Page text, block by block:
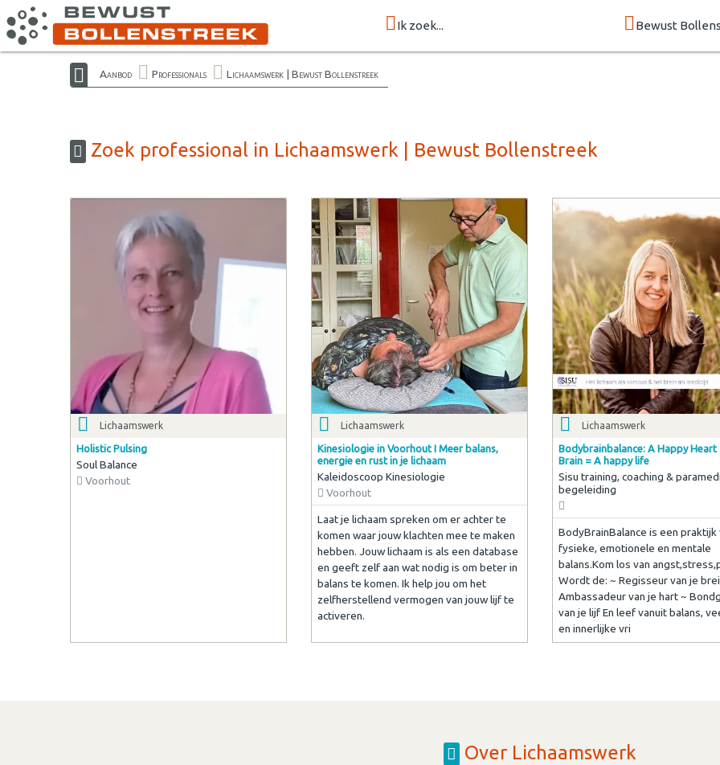
Ik zoek... Bewust
Aanbod Professionals Lichaamswerk | Bewust Bollenstreek
Zoek professional in Lichaamswerk | Bewust Bollenstreek
Lichaamswerk
Holistic Pulsing
Soul Balance
Voorhout
Lichaamswerk
Kinesiologie in Voorhout I Meer balans,
energie en rust in je lichaam
Kaleidoscoop Kinesiologie
Voorhout
Laat je lichaam spreken om er achter te
komen waar jouw klachten mee te maken
hebben. Jouw lichaam is als een database
en geeft zelf aan wat nodig is om beter in
balans te komen. Ik help jou om het
zelfherstellend vermogen van jouw lijf te
activeren.
Lichaamswerk
Bodybrainbalance: A Happy Heart
Brain = A happy life
Sisu training, coaching &
begeleiding
BodyBrainBalance is een praktijk
fysieke, emotionele en mentale
balans.Kom los van
Wordt de: ~ Regisseur van je
Ambassadeur van je hart ~
van je lijf En leef vanuit balans,
en innerlijke vri
Over Lichaamswerk